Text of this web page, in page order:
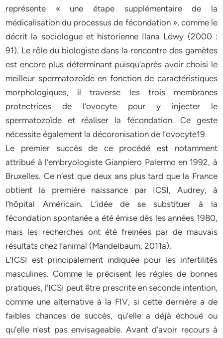
représente « une étape supplémentaire de la
médicalisation du processus de fécondation », comme le
décrit la sociologue et historienne Ilana Löwy (2000 :
91). Le rôle du biologiste dans la rencontre des gamètes
est encore plus déterminant puisqu’après avoir choisi le
meilleur spermatozoïde en fonction de caractéristiques
morphologiques, il traverse les trois membranes
protectrices de l’ovocyte pour y injecter le
spermatozoïde et réaliser la fécondation. Ce geste
nécessite également la décoronisation de l’ovocyte19.
Le premier succès de ce procédé est notamment
attribué à l’embryologiste Gianpiero Palermo en 1992, à
Bruxelles. Ce n’est que deux ans plus tard que la France
obtient la première naissance par ICSI, Audrey, à
l’hôpital Américain. L’idée de se substituer à la
fécondation spontanée a été émise dès les années 1980,
mais les recherches ont été freinées par de mauvais
résultats chez l’animal (Mandelbaum, 2011a).
L’ICSI est principalement indiquée pour les infertilités
masculines. Comme le précisent les règles de bonnes
pratiques, l’ICSI peut être prescrite en seconde intention,
comme une alternative à la FIV, si cette dernière a de
faibles chances de succès, qu’elle a déjà échoué ou
qu’elle n’est pas envisageable. Avant d’avoir recours à